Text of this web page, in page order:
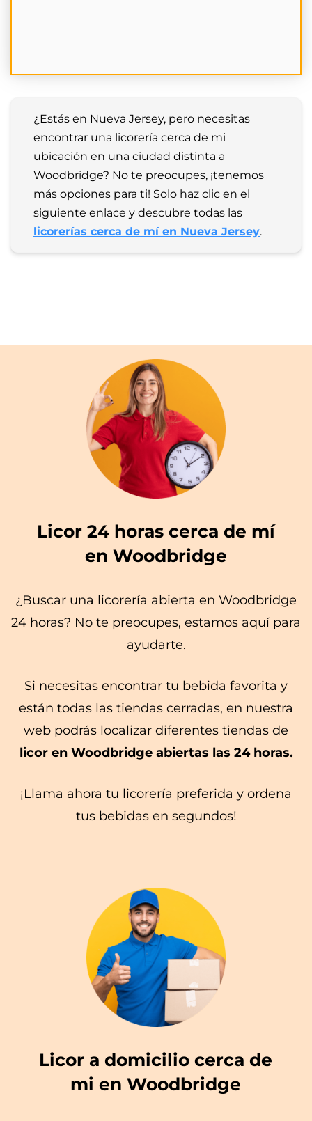
¿Estás en Nueva Jersey, pero necesitas
encontrar una licorería cerca de mi
ubicación en una ciudad distinta a
Woodbridge? No te preocupes, ¡tenemos
más opciones para ti! Solo haz clic en el
licorerías cerca de mí en Nueva Jersey.
Licor 24 horas cerca de mí
en Woodbridge
¿Buscar una licorería abierta en Woodbridge
24 horas? No te preocupes, estamos aquí para
ayudarte.
Si necesitas encontrar tu bebida favorita y
están todas las tiendas cerradas, en nuestra
web podrás localizar diferentes tiendas de
licor en Woodbridge abiertas las 24 horas.
¡Llama ahora tu licorería preferida y ordena
tus bebidas en segundos!
Licor a domicilio cerca de
mi en Woodbridge